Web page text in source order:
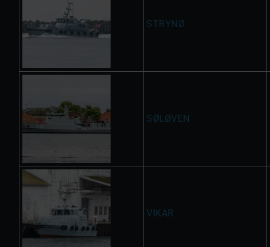
STRYNØ
SØLØVEN
VIKAR